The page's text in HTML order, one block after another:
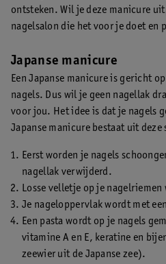
ontsteken. Wil je deze manicure
nagelsalon die het voor je doet en
Japanse manicure
Een Japanse manicure is gericht
nagels. Dus wil je geen nagellak
voor jou. Het idee is dat je nagels
Japanse manicure bestaat uit deze
Eerst worden je nagels
nagellak verwijderd.
Losse velletje op je
Je nageloppervlak wordt met
Een pasta wordt op je nagels
vitamine A en E, keratine en
zeewier uit de Japanse zee).